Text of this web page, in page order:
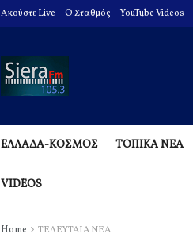
Ακούστε Live O Σταθμός YouTube Videos
ΕΛΛΑΔΑ-ΚΟΣΜΟΣ ΤΟΠΙΚΑ ΝΕΑ
VIDEOS
Home ΤΕΛΕΥΤΑΙΑ ΝΕΑ